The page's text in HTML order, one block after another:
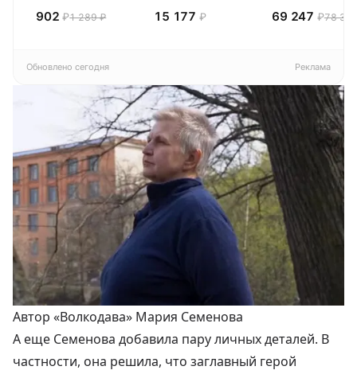
полотенец 4 шт,
902₽1 289 ₽
Смарт ТВ HD
15 177 ₽
(2026) Смарт ТВ
69 247 ₽78
Обновлено сегодня Реклама
Автор «Волкодава» Мария Семенова
А еще Семенова добавила пару личных деталей. В
частности, она решила, что заглавный герой